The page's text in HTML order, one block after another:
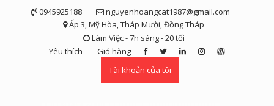
0945925188
nguyenhoangcat1987@gmail.com
Ấp 3, Mỹ Hòa, Tháp Mười, Đồng Tháp
Làm Việc - 7h sáng - 20 tối
Yêu thích
Giỏ hàng
Tài khoản của tôi